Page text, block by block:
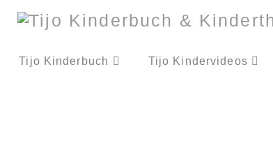
Tijo Kinderbuch Tijo Kindervideos